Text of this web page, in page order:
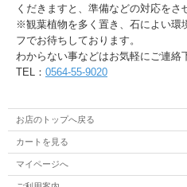
くだきますと、準備などの対応をさ
※観葉植物を多く置き、石によい環
フでお待ちしております。
わからない事などはお気軽にご連絡
TEL： 0564-55-9020
お店のトップへ戻る
カートを見る
マイページへ